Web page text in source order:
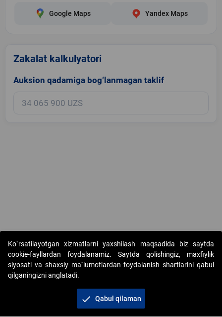
Google Maps Yandex Maps
Zakalat kalkulyatori
Auksion qadamiga bog‘lanmagan taklif
Copyright © 2017-2026. "Elektron onlayn-auksionlarni tashkil etish"
AJ. Barcha huquqlar himoyalangan
+998 71 202-21-11
Ko`rsatilayotgan xizmatlarni yaxshilash maqsadida biz saytda
cookie-fayllardan foydalanamiz. Saytda qolishingiz, maxfiylik
siyosati va shaxsiy ma`lumotlardan foydalanish shartlarini qabul
qilganingizni anglatadi.
check Qabul qilaman